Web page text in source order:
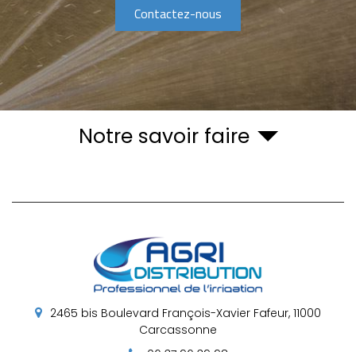
Contactez-nous
Notre savoir faire
2465 bis Boulevard François-Xavier Fafeur, 11000
Carcassonne